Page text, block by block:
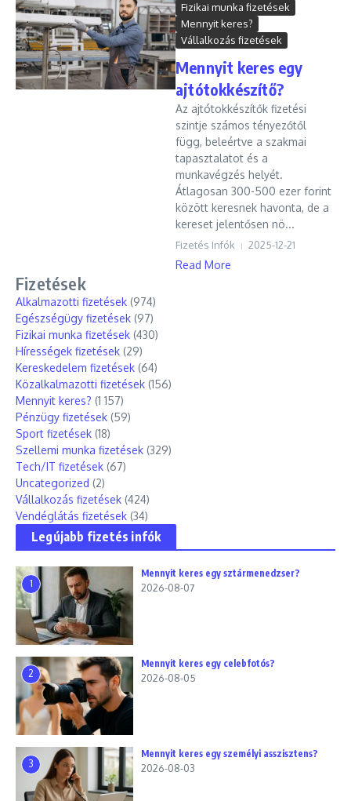
Fizikai munka fizetések
Mennyit keres?
Vállalkozás fizetések
Mennyit keres egy
ajtótokkészítő?
Az ajtótokkészítők fizetési
szintje számos tényezőtől
függ, beleértve a szakmai
tapasztalatot és a
munkavégzés helyét.
Átlagosan 300-500 ezer forint
között keresnek havonta, de a
kereset jelentősen nö...
Fizetés Infók 2025-12-21
Read More
Fizetések
Alkalmazotti fizetések (974)
Egészségügy fizetések (97)
Fizikai munka fizetések (430)
Hírességek fizetések (29)
Kereskedelem fizetések (64)
Közalkalmazotti fizetések (156)
Mennyit keres? (1 157)
Pénzügy fizetések (59)
Sport fizetések (18)
Szellemi munka fizetések (329)
Tech/IT fizetések (67)
Uncategorized (2)
Vállalkozás fizetések (424)
Vendéglátás fizetések (34)
Legújabb fizetés infók
1
Mennyit keres egy sztármenedzser?
2026-08-07
2
Mennyit keres egy celebfotós?
2026-08-05
3
Mennyit keres egy személyi asszisztens?
2026-08-03